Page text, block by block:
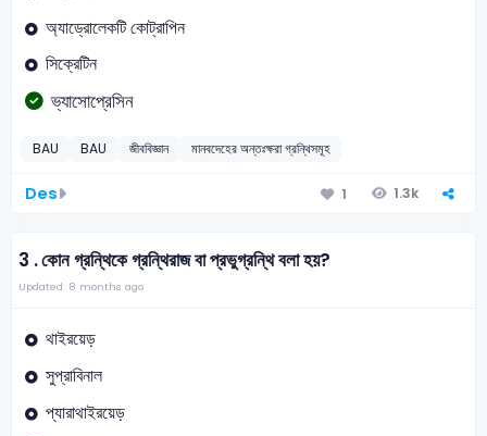
অ্যাড্রোলেকটি কোট্রাপিন
সিক্রেটিন
ভ্যাসোপ্রেসিন
BAU BAU জীববিজ্ঞান মানবদেহের অন্তঃক্ষরা গ্রন্থিসমূহ
Des 1 1.3k
3 .কোন গ্রন্থিকে গ্রন্থিরাজ বা প্রভুগ্রন্থি বলা হয়?
Updated: 8 months ago
থাইরয়েড়
সুপ্রাবিনাল
প্যারাথাইরয়েড়